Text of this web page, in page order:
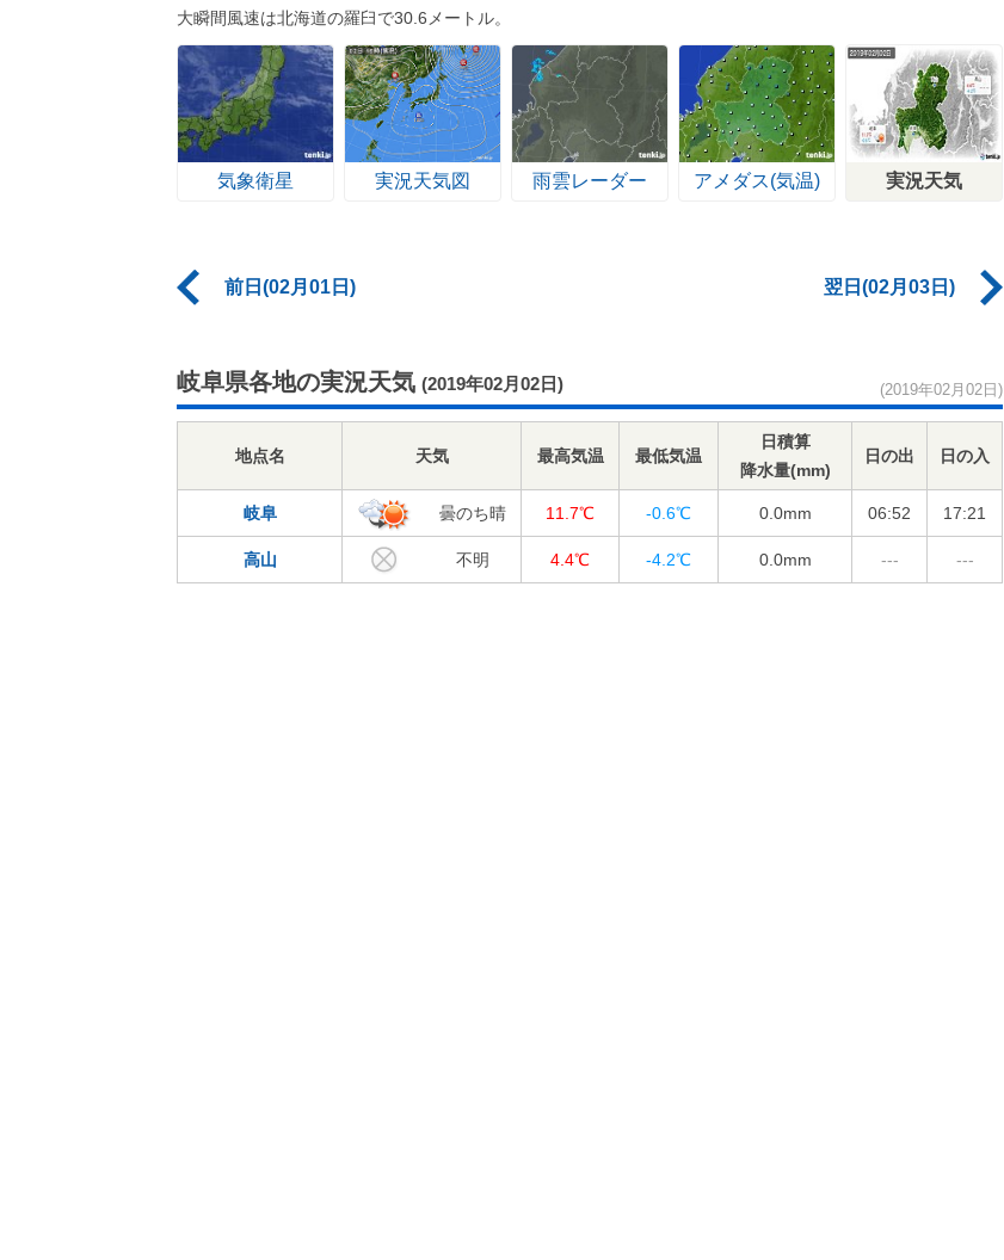
大瞬間風速は北海道の羅臼で30.6メートル。
気象衛星 実況天気図 雨雲レーダー アメダス(気温) 実況天気
前日(02月01日) 翌日(02月03日)
岐阜県各地の実況天気 (2019年02月02日) (2019年02月02日)
地点名 天気 最高気温 最低気温
日積算
降水量(mm)
日の出 日の入
岐阜 曇のち晴 11.7℃ -0.6℃ 0.0mm 06:52 17:21
高山 不明 4.4℃ -4.2℃ 0.0mm --- ---